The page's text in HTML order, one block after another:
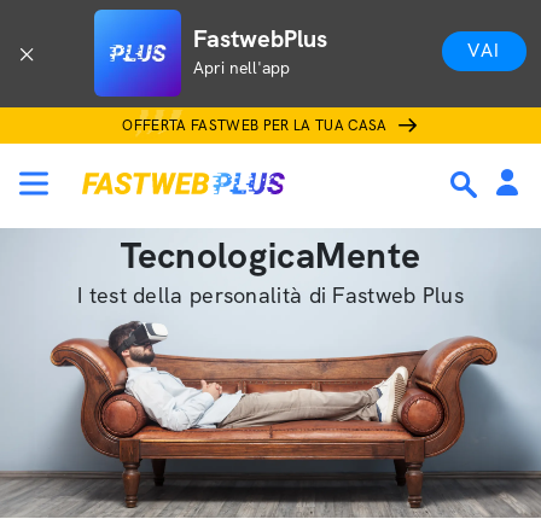
FastwebPlus
Apri nell'app
VAI
OFFERTA FASTWEB PER LA TUA CASA
TecnologicaMente
I test della personalità di Fastweb Plus